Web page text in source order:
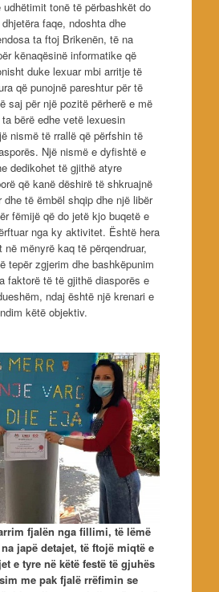
udhëtimit tonë të përbashkët do
faqe, ndoshta dhe
ta ftoj Brikenën, të na
kënaqësinë informatike që
duke lexuar mbi arritje të
që punojnë pareshtur për të
saj për një pozitë përherë e më
bërë edhe vetë lexuesin
nismë të rrallë që përfshin të
Një nismë e dyfishtë e
dedikohet të gjithë atyre
që kanë dëshirë të shkruajnë
dhe të ëmbël shqip dhe një libër
fëmijë që do jetë kjo buqetë e
nga ky aktivitet. Është hera
në mënyrë kaq të përqendruar,
tepër zgjerim dhe bashkëpunim
faktorë të të gjithë diasporës e
ndaj është një krenari e
këtë objektiv.
fjalën nga fillimi, të lëmë
japë detajet, të ftojë miqtë e
e tyre në këtë festë të gjuhës
me pak fjalë rrëfimin se